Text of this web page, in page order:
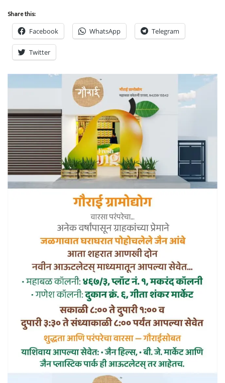
Share this:
Facebook WhatsApp Telegram
Twitter